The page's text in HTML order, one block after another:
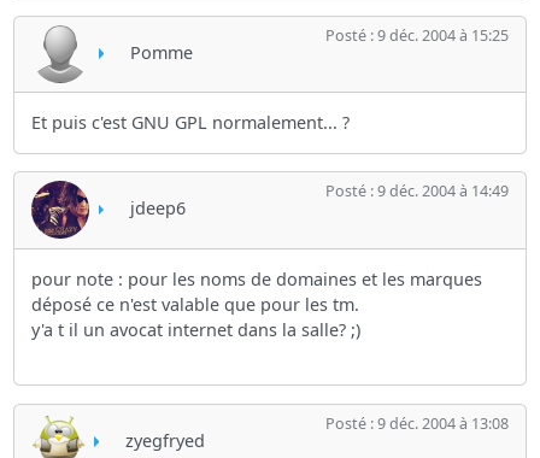
Pomme
Posté : 9 déc. 2004 à 15:25
Et puis c'est GNU GPL normalement... ?
jdeep6
Posté : 9 déc. 2004 à 14:49
pour note : pour les noms de domaines et les marques
déposé ce n'est valable que pour les tm.
y'a t il un avocat internet dans la salle? ;)
zyegfryed
Posté : 9 déc. 2004 à 13:08